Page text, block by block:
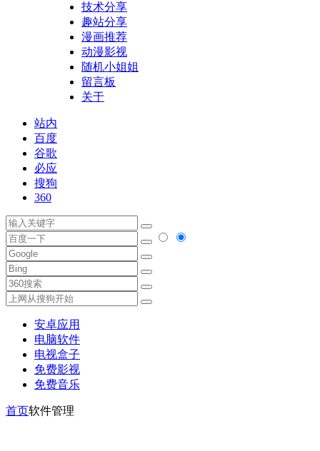
技术分享
趣站分享
漫画推荐
动漫影视
随机小姐姐
留言板
关于
站内
百度
谷歌
必应
搜狗
360
安卓应用
电脑软件
电视盒子
免费影视
免费音乐
首页软件管理